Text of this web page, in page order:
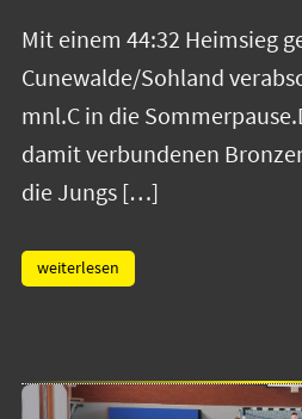
Mit einem 44:32 Heimsieg
Cunewalde/Sohland
mnl.C in die
damit verbundenen
die Jungs […]
weiterlesen